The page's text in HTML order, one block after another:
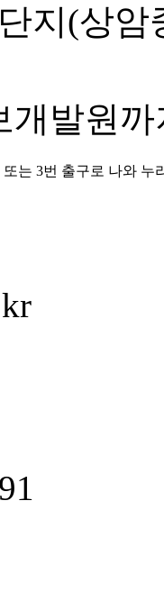
지(상
개발원
는 3번 출구로 나와